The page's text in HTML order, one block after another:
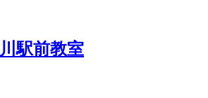
駅前教室